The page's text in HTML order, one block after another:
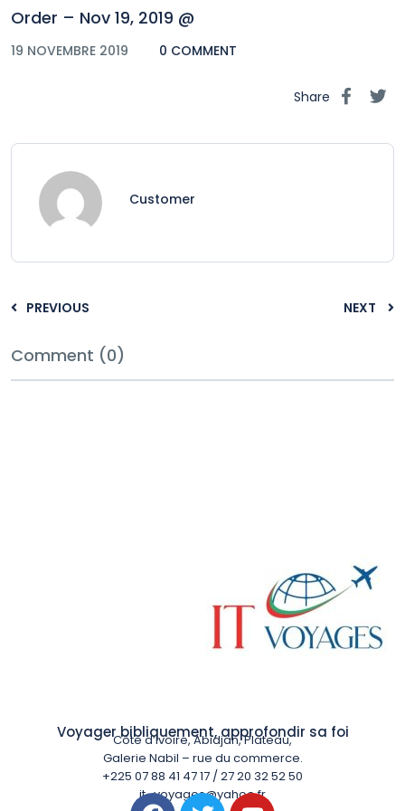
Order – Nov 19, 2019 @
19 NOVEMBRE 2019 0 COMMENT
Share
Customer
PREVIOUS NEXT
Comment (0)
Voyager bibliquement, approfondir sa foi
Côte d’Ivoire, Abidjan, Plateau,
Galerie Nabil – rue du commerce.
+225 07 88 41 47 17 / 27 20 32 52 50
it_voyages@yahoo.fr